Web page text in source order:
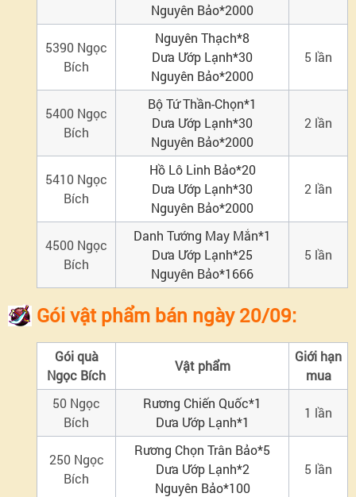
Nguyên Bảo*2000
5390 Ngọc
Bích
Nguyên Thạch*8
Dưa Ướp Lạnh*30
Nguyên Bảo*2000
5 lần
5400 Ngọc
Bích
Bộ Tứ Thần-Chọn*1
Dưa Ướp Lạnh*30
Nguyên Bảo*2000
2 lần
5410 Ngọc
Bích
Hồ Lô Linh Bảo*20
Dưa Ướp Lạnh*30
Nguyên Bảo*2000
2 lần
4500 Ngọc
Bích
Danh Tướng May Mắn*1
Dưa Ướp Lạnh*25
Nguyên Bảo*1666
5 lần
Gói vật phẩm bán ngày 20/09:
Gói quà
Ngọc Bích
Vật phẩm
Giới hạn
mua
50 Ngọc
Bích
Rương Chiến Quốc*1
Dưa Ướp Lạnh*1
1 lần
250 Ngọc
Bích
Rương Chọn Trân Bảo*5
Dưa Ướp Lạnh*2
Nguyên Bảo*100
5 lần
nguyên